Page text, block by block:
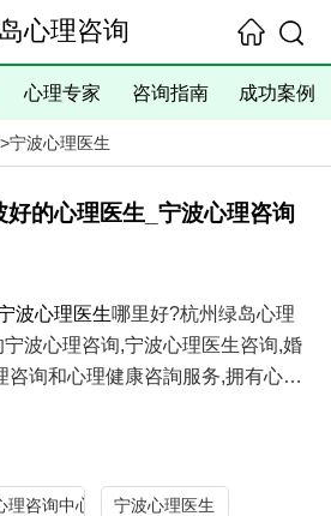
心理咨询
心理专家 咨询指南 成功案例
>宁波心理医生
的心理医生_宁波心理咨询
波心理医生哪里好?杭州绿岛心理
波心理咨询,宁波心理医生咨询,婚
咨询和心理健康咨詢服务,拥有心理
满意的咨询效果,提供咨询室当面
询等咨询方式,是您寻求宁波心理
咨询的理想选择！
理咨询中心 宁波心理医生